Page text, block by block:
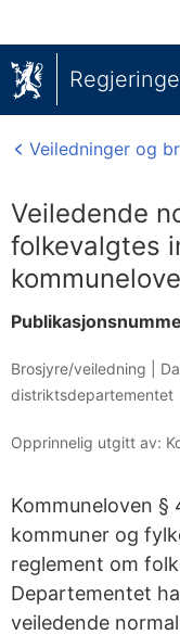
Veiledninger og
Veiledende
folkevalgtes
Brosjyre/veiledning |
distriktsdepartementet
Opprinnelig utgitt av:
Kommuneloven
kommuner og
reglement om
Departementet
veiledende